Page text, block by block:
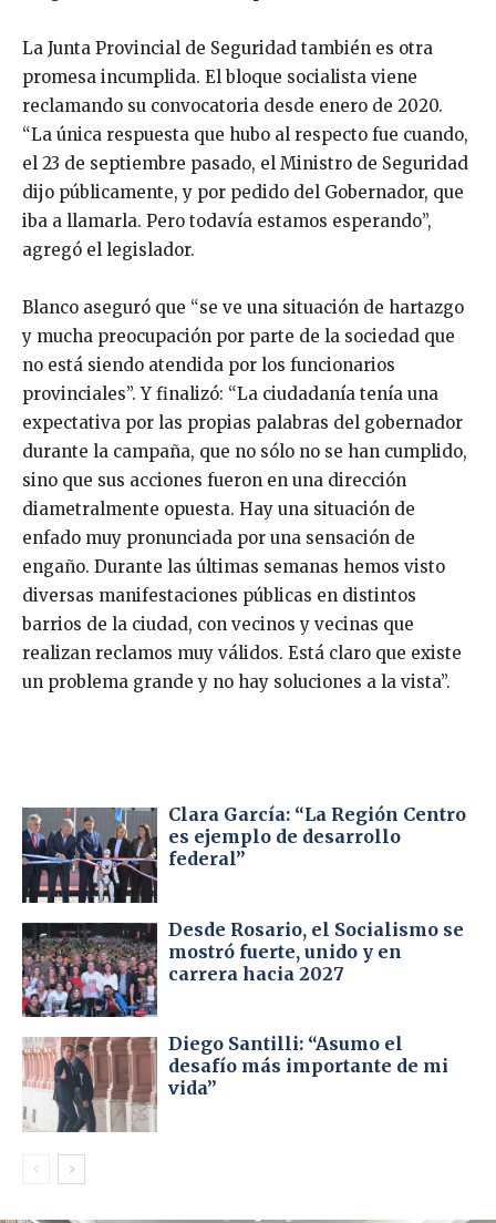
La Junta Provincial de Seguridad también es otra
promesa incumplida. El bloque socialista viene
reclamando su convocatoria desde enero de 2020.
“La única respuesta que hubo al respecto fue cuando,
el 23 de septiembre pasado, el Ministro de Seguridad
dijo públicamente, y por pedido del Gobernador, que
iba a llamarla. Pero todavía estamos esperando”,
agregó el legislador.
Blanco aseguró que “se ve una situación de hartazgo
y mucha preocupación por parte de la sociedad que
no está siendo atendida por los funcionarios
provinciales”. Y finalizó: “La ciudadanía tenía una
expectativa por las propias palabras del gobernador
durante la campaña, que no sólo no se han cumplido,
sino que sus acciones fueron en una dirección
diametralmente opuesta. Hay una situación de
enfado muy pronunciada por una sensación de
engaño. Durante las últimas semanas hemos visto
diversas manifestaciones públicas en distintos
barrios de la ciudad, con vecinos y vecinas que
realizan reclamos muy válidos. Está claro que existe
un problema grande y no hay soluciones a la vista”.
Clara García: “La Región Centro
es ejemplo de desarrollo
federal”
Desde Rosario, el Socialismo se
mostró fuerte, unido y en
carrera hacia 2027
Diego Santilli: “Asumo el
desafío más importante de mi
vida”